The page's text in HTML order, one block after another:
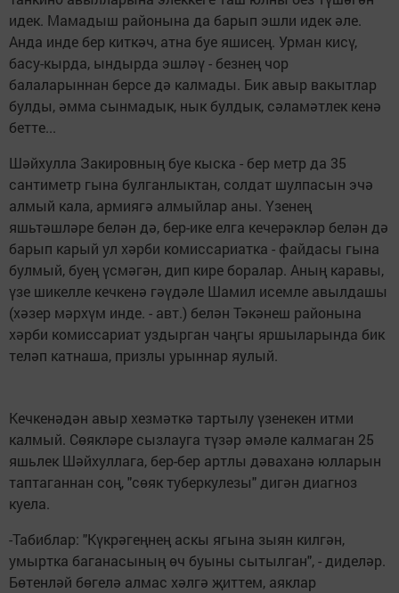
идек. Мамадыш районына да барып эшли идек әле.
Анда инде бер киткәч, атна буе яшисең. Урман кисү,
басу-кырда, ындырда эшләү - безнең чор
балаларыннан берсе дә калмады. Бик авыр вакытлар
булды, әмма сынмадык, нык булдык, сәламәтлек кенә
бетте...
Шәйхулла Закировның буе кыска - бер метр да 35
сантиметр гына булганлыктан, солдат шулпасын эчә
алмый кала, армиягә алмыйлар аны. Үзенең
яшьтәшләре белән дә, бер-ике елга кечерәкләр белән дә
барып карый ул хәрби комиссариатка - файдасы гына
булмый, буең үсмәгән, дип кире боралар. Аның каравы,
үзе шикелле кечкенә гәүдәле Шамил исемле авылдашы
(хәзер мәрхүм инде. - авт.) белән Тәкәнеш районына
хәрби комиссариат уздырган чаңгы яршыларында бик
теләп катнаша, призлы урыннар яулый.
Кечкенәдән авыр хезмәткә тартылу үзенекен итми
калмый. Сөякләре сызлауга түзәр әмәле калмаган 25
яшьлек Шәйхуллага, бер-бер артлы дәваханә юлларын
таптаганнан соң, "сөяк туберкулезы" дигән диагноз
куела.
-Табиблар: "Күкрәгеңнең аскы ягына зыян килгән,
умыртка баганасының өч буыны сытылган", - диделәр.
Бөтенләй бөгелә алмас хәлгә җиттем, аяклар